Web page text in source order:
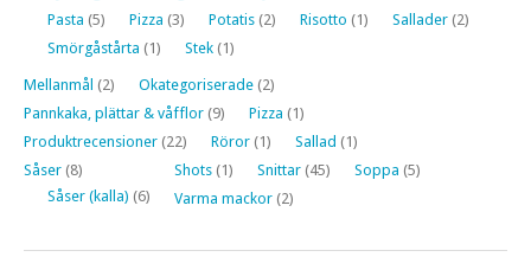
Pasta (5) Pizza (3) Potatis (2) Risotto (1) Sallader (2)
Smörgåstårta (1) Stek (1)
Mellanmål (2) Okategoriserade (2)
Pannkaka, plättar & våfflor (9) Pizza (1)
Produktrecensioner (22) Röror (1) Sallad (1)
Såser (8)
Såser (kalla) (6)
Shots (1) Snittar (45) Soppa (5)
Varma mackor (2)